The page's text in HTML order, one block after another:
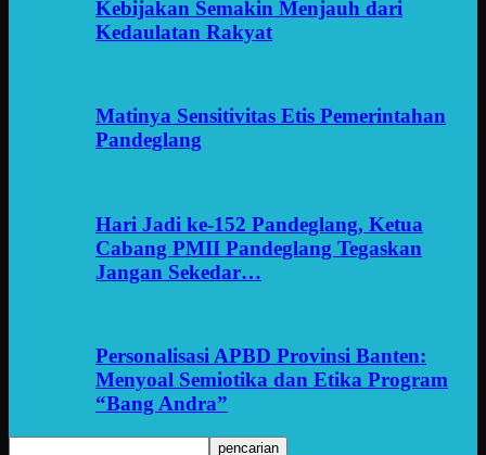
Kebijakan Semakin Menjauh dari
Kedaulatan Rakyat
Matinya Sensitivitas Etis Pemerintahan
Pandeglang
Hari Jadi ke-152 Pandeglang, Ketua
Cabang PMII Pandeglang Tegaskan
Jangan Sekedar…
Personalisasi APBD Provinsi Banten:
Menyoal Semiotika dan Etika Program
“Bang Andra”